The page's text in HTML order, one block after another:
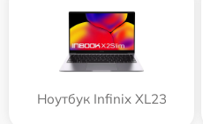
Ноутбук Infinix XL23